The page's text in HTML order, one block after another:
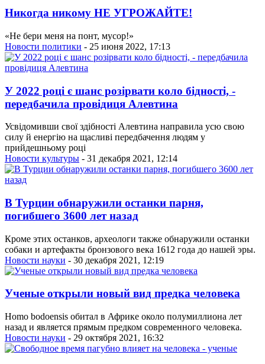
Никогда никому НЕ УГРОЖАЙТЕ!
«Не бери меня на понт, мусор!»
Новости политики - 25 июня 2022, 17:13
У 2022 році є шанс розірвати коло бідності, -
передбачила провідиця Алевтина
Усвідомивши свої здібності Алевтина направила усю свою
силу й енергію на щасливі передбачення людям у
прийдешньому році
Новости культуры - 31 декабря 2021, 12:14
В Турции обнаружили останки парня,
погибшего 3600 лет назад
Кроме этих останков, археологи также обнаружили останки
собаки и артефакты бронзового века 1612 года до нашей эры.
Новости науки - 30 декабря 2021, 12:19
Ученые открыли новый вид предка человека
Homo bodoensis обитал в Африке около полумиллиона лет
назад и является прямым предком современного человека.
Новости науки - 29 октября 2021, 16:32